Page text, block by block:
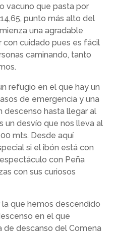
vacuno que pasta por
punto más alto del
una agradable
cuidado pues es fácil
caminando, tanto
refugio en el que hay un
de emergencia y una
descenso hasta llegar al
un desvío que nos lleva al
mts. Desde aquí
si el ibón está con
con Peña
con sus curiosos
que hemos descendido
en el que
de descanso del Comena